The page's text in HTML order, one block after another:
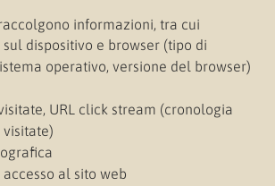
informazioni, tra cui
dispositivo e browser (tipo di
operativo, versione del browser)
URL click stream (cronologia
al sito web